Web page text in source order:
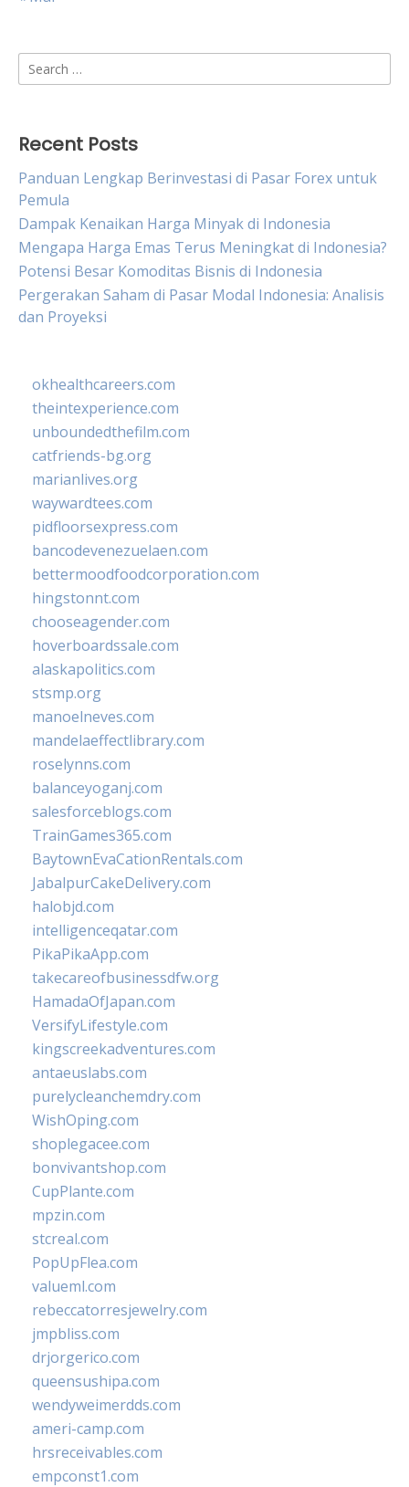
Search
for:
Recent Posts
Panduan Lengkap Berinvestasi di Pasar Forex untuk
Pemula
Dampak Kenaikan Harga Minyak di Indonesia
Mengapa Harga Emas Terus Meningkat di Indonesia?
Potensi Besar Komoditas Bisnis di Indonesia
Pergerakan Saham di Pasar Modal Indonesia: Analisis
dan Proyeksi
okhealthcareers.com
theintexperience.com
unboundedthefilm.com
catfriends-bg.org
marianlives.org
waywardtees.com
pidfloorsexpress.com
bancodevenezuelaen.com
bettermoodfoodcorporation.com
hingstonnt.com
chooseagender.com
hoverboardssale.com
alaskapolitics.com
stsmp.org
manoelneves.com
mandelaeffectlibrary.com
roselynns.com
balanceyoganj.com
salesforceblogs.com
TrainGames365.com
BaytownEvaCationRentals.com
JabalpurCakeDelivery.com
halobjd.com
intelligenceqatar.com
PikaPikaApp.com
takecareofbusinessdfw.org
HamadaOfJapan.com
VersifyLifestyle.com
kingscreekadventures.com
antaeuslabs.com
purelycleanchemdry.com
WishOping.com
shoplegacee.com
bonvivantshop.com
CupPlante.com
mpzin.com
stcreal.com
PopUpFlea.com
valueml.com
rebeccatorresjewelry.com
jmpbliss.com
drjorgerico.com
queensushipa.com
wendyweimerdds.com
ameri-camp.com
hrsreceivables.com
empconst1.com